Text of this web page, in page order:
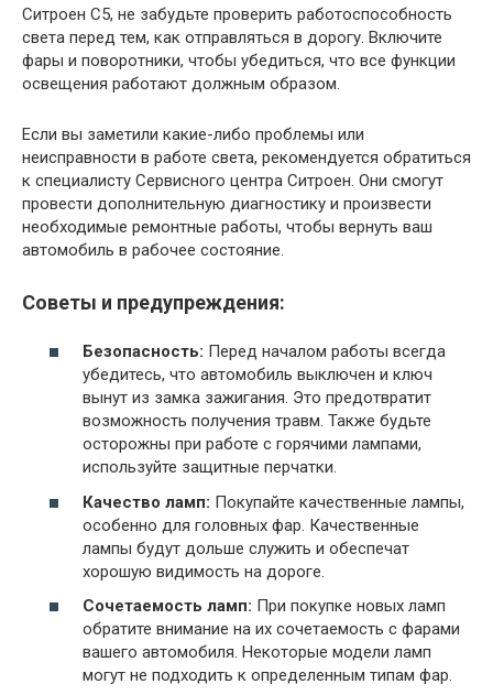
Ситроен С5, не забудьте проверить работоспособность
света перед тем, как отправляться в дорогу. Включите
фары и поворотники, чтобы убедиться, что все функции
освещения работают должным образом.
Если вы заметили какие-либо проблемы или
неисправности в работе света, рекомендуется обратиться
к специалисту Сервисного центра Ситроен. Они смогут
провести дополнительную диагностику и произвести
необходимые ремонтные работы, чтобы вернуть ваш
автомобиль в рабочее состояние.
Советы и предупреждения:
Безопасность: Перед началом работы всегда
убедитесь, что автомобиль выключен и ключ
вынут из замка зажигания. Это предотвратит
возможность получения травм. Также будьте
осторожны при работе с горячими лампами,
используйте защитные перчатки.
Качество ламп: Покупайте качественные лампы,
особенно для головных фар. Качественные
лампы будут дольше служить и обеспечат
хорошую видимость на дороге.
Сочетаемость ламп: При покупке новых ламп
обратите внимание на их сочетаемость с фарами
вашего автомобиля. Некоторые модели ламп
могут не подходить к определенным типам фар.